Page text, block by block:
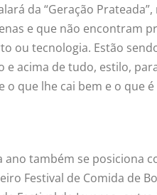
da “Geração
e que não encontram
ou tecnologia. Estão
acima de tudo, estilo,
o que lhe cai bem e o que
ano também se
Festival de Comida de